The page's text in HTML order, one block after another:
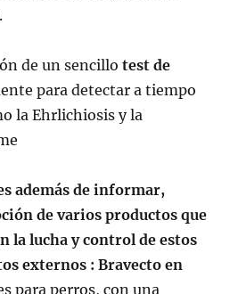
de un sencillo test de
para detectar a tiempo
la Ehrlichiosis y la
además de informar,
de varios productos que
la lucha y control de estos
externos : Bravecto en
para perros, con una